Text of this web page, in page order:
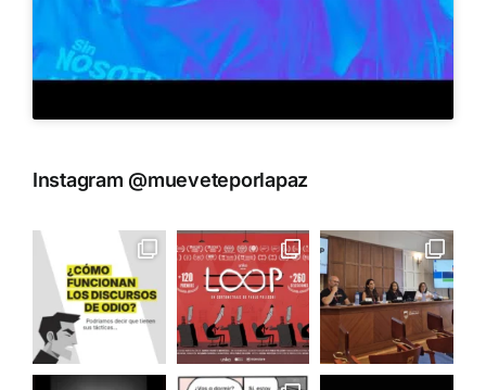
Instagram @mueveteporlapaz